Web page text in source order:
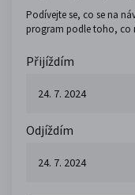
Podívejte se, co se na
program podle toho, co
Přijíždím
Odjíždím